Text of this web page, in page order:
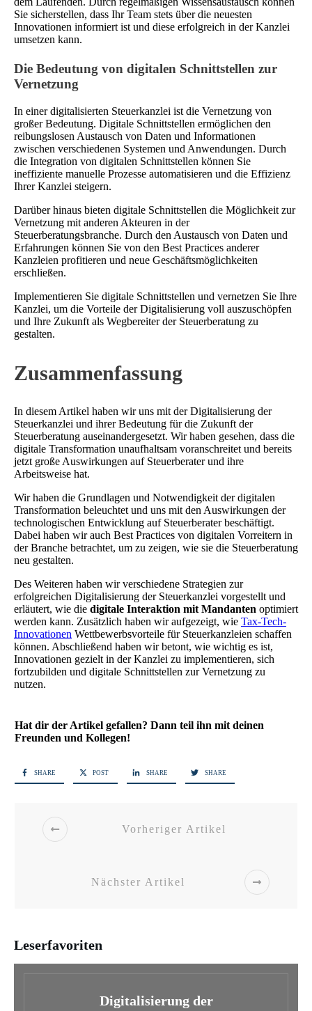
Sie sicherstellen, dass Ihr Team stets über die neuesten
Innovationen informiert ist und diese erfolgreich in der Kanzlei
umsetzen kann.
Die Bedeutung von digitalen Schnittstellen zur
Vernetzung
In einer digitalisierten Steuerkanzlei ist die Vernetzung von
großer Bedeutung. Digitale Schnittstellen ermöglichen den
reibungslosen Austausch von Daten und Informationen
zwischen verschiedenen Systemen und Anwendungen. Durch
die Integration von digitalen Schnittstellen können Sie
ineffiziente manuelle Prozesse automatisieren und die Effizienz
Ihrer Kanzlei steigern.
Darüber hinaus bieten digitale Schnittstellen die Möglichkeit zur
Vernetzung mit anderen Akteuren in der
Steuerberatungsbranche. Durch den Austausch von Daten und
Erfahrungen können Sie von den Best Practices anderer
Kanzleien profitieren und neue Geschäftsmöglichkeiten
erschließen.
Implementieren Sie digitale Schnittstellen und vernetzen Sie Ihre
Kanzlei, um die Vorteile der Digitalisierung voll auszuschöpfen
und Ihre Zukunft als Wegbereiter der Steuerberatung zu
gestalten.
Zusammenfassung
In diesem Artikel haben wir uns mit der Digitalisierung der
Steuerkanzlei und ihrer Bedeutung für die Zukunft der
Steuerberatung auseinandergesetzt. Wir haben gesehen, dass die
digitale Transformation unaufhaltsam voranschreitet und bereits
jetzt große Auswirkungen auf Steuerberater und ihre
Arbeitsweise hat.
Wir haben die Grundlagen und Notwendigkeit der digitalen
Transformation beleuchtet und uns mit den Auswirkungen der
technologischen Entwicklung auf Steuerberater beschäftigt.
Dabei haben wir auch Best Practices von digitalen Vorreitern in
der Branche betrachtet, um zu zeigen, wie sie die Steuerberatung
neu gestalten.
Des Weiteren haben wir verschiedene Strategien zur
erfolgreichen Digitalisierung der Steuerkanzlei vorgestellt und
erläutert, wie die digitale Interaktion mit Mandanten optimiert
werden kann. Zusätzlich haben wir aufgezeigt, wie Tax-Tech-
Innovationen Wettbewerbsvorteile für Steuerkanzleien schaffen
können. Abschließend haben wir betont, wie wichtig es ist,
Innovationen gezielt in der Kanzlei zu implementieren, sich
fortzubilden und digitale Schnittstellen zur Vernetzung zu
nutzen.
Hat dir der Artikel gefallen? Dann teil ihn mit deinen
Freunden und Kollegen!
SHARE POST SHARE SHARE
Vorheriger Artikel
Nächster Artikel
Leserfavoriten
Digitalisierung der